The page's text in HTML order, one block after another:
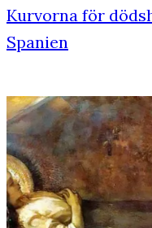
Kurvorna för
Spanien